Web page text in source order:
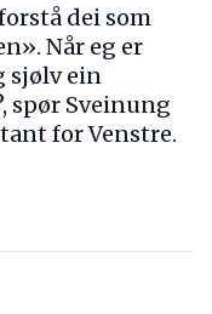
dei som
Når eg er
sjølv ein
spør Sveinung
for Venstre.